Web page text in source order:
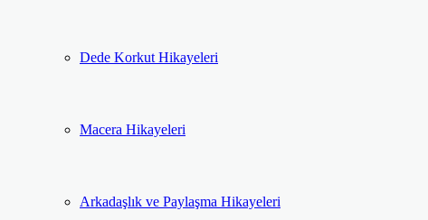
Dede Korkut Hikayeleri
Macera Hikayeleri
Arkadaşlık ve Paylaşma Hikayeleri